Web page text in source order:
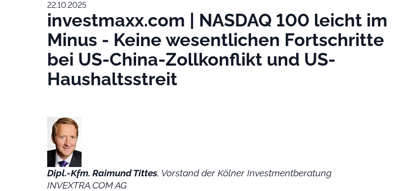
22.10.2025
investmaxx.com | NASDAQ 100 leicht im
Minus - Keine wesentlichen Fortschritte
bei US-China-Zollkonflikt und US-
Haushaltsstreit
Dipl.-Kfm. Raimund Tittes, Vorstand der Kölner Investmentberatung
INVEXTRA.COM AG